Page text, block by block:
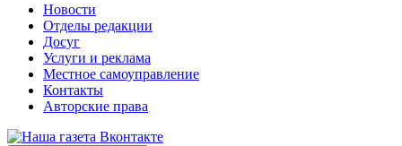
Новости
Отделы редакции
Досуг
Услуги и реклама
Местное самоуправление
Контакты
Авторские права